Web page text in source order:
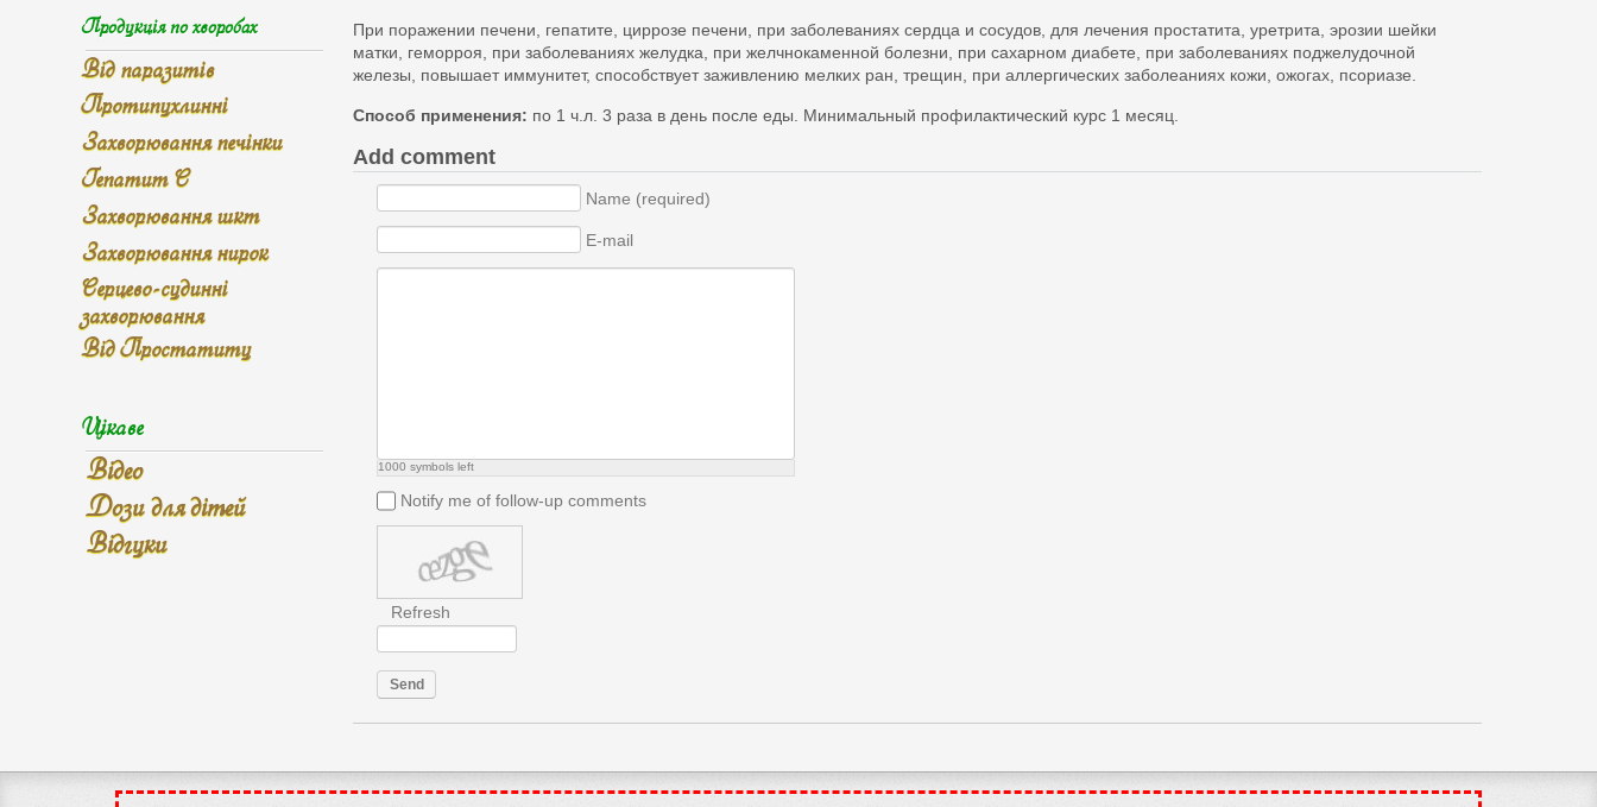
При поражении печени, гепатите, циррозе печени, при заболеваниях сердца и сосудов, для лечения простатита, уретрита, эрозии шейки
матки, геморроя, при заболеваниях желудка, при желчнокаменной болезни, при сахарном диабете, при заболеваниях поджелудочной
железы, повышает иммунитет, способствует заживлению мелких ран, трещин, при аллергических заболеаниях кожи, ожогах, псориазе.
Способ применения: по 1 ч.л. 3 раза в день после еды. Минимальный профилактический курс 1 месяц.
Add comment
Name (required)
E-mail
1000 symbols left
Notify me of follow-up comments
Refresh
Send
Продукція по хворобах
Від паразитів
Протипухлинні
Захворювання печінки
Гепатит С
Захворювання шкт
Захворювання нирок
Серцево-судинні
захворювання
Від Простатиту
Цікаве
Відео
Дози для дітей
Відгуки